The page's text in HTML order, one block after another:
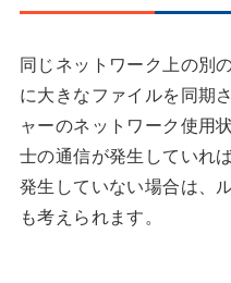
同じネットワーク上の別
に大きなファイルを同期
ャーのネットワーク使用
士の通信が発生していれ
発生していない場合は、
も考えられます。